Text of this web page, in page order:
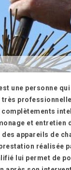
une personne
très
et entretien
appareils de
réalisée
lui permet de